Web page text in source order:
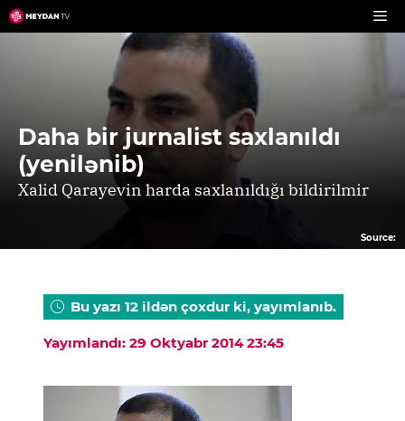
Skip
to
Daha bir jurnalist saxlanıldı
(yenilənib)
Xalid Qarayevin harda saxlanıldığı bildirilmir
Source:
Bu yazı 12 ildən çoxdur ki, yayımlanıb.
Yayımlandı: 29 Oktyabr 2014 23:45